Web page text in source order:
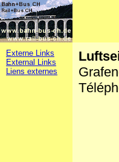
Externe Links
External Links
Liens externes